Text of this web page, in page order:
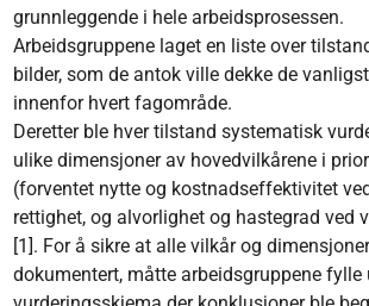
grunnleggende i hele arbeidsprosessen.
Arbeidsgruppene laget en liste over
bilder, som de antok ville dekke de
innenfor hvert fagområde.
Deretter ble hver tilstand systematisk
ulike dimensjoner av hovedvilkårene i
(forventet nytte og kostnadseffektivitet
rettighet, og alvorlighet og hastegrad ved
[1]. For å sikre at alle vilkår og
dokumentert, måtte arbeidsgruppene fylle